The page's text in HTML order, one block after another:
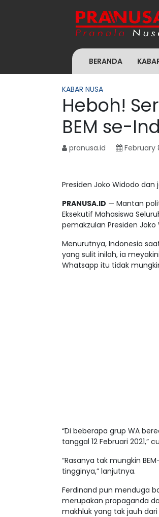
BERANDA
KABAR NUSA
Heboh!
BEM se-
pranusa.id February
Presiden Joko Widodo
PRANUSA.ID — Mantan
Eksekutif Mahasiswa
pemakzulan Presiden
Menurutnya, Indonesia
yang sulit inilah, ia
Whatsapp itu tidak
“Di beberapa grup WA
tanggal 12 Februari
“Rasanya tak mungkin
tingginya,” lanjutnya.
Ferdinand pun menduga
merupakan propaganda
makhluk yang tak jauh dari